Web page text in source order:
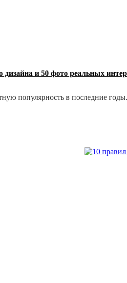
и 50 фото реальных
популярность в последние
в самых невероятных